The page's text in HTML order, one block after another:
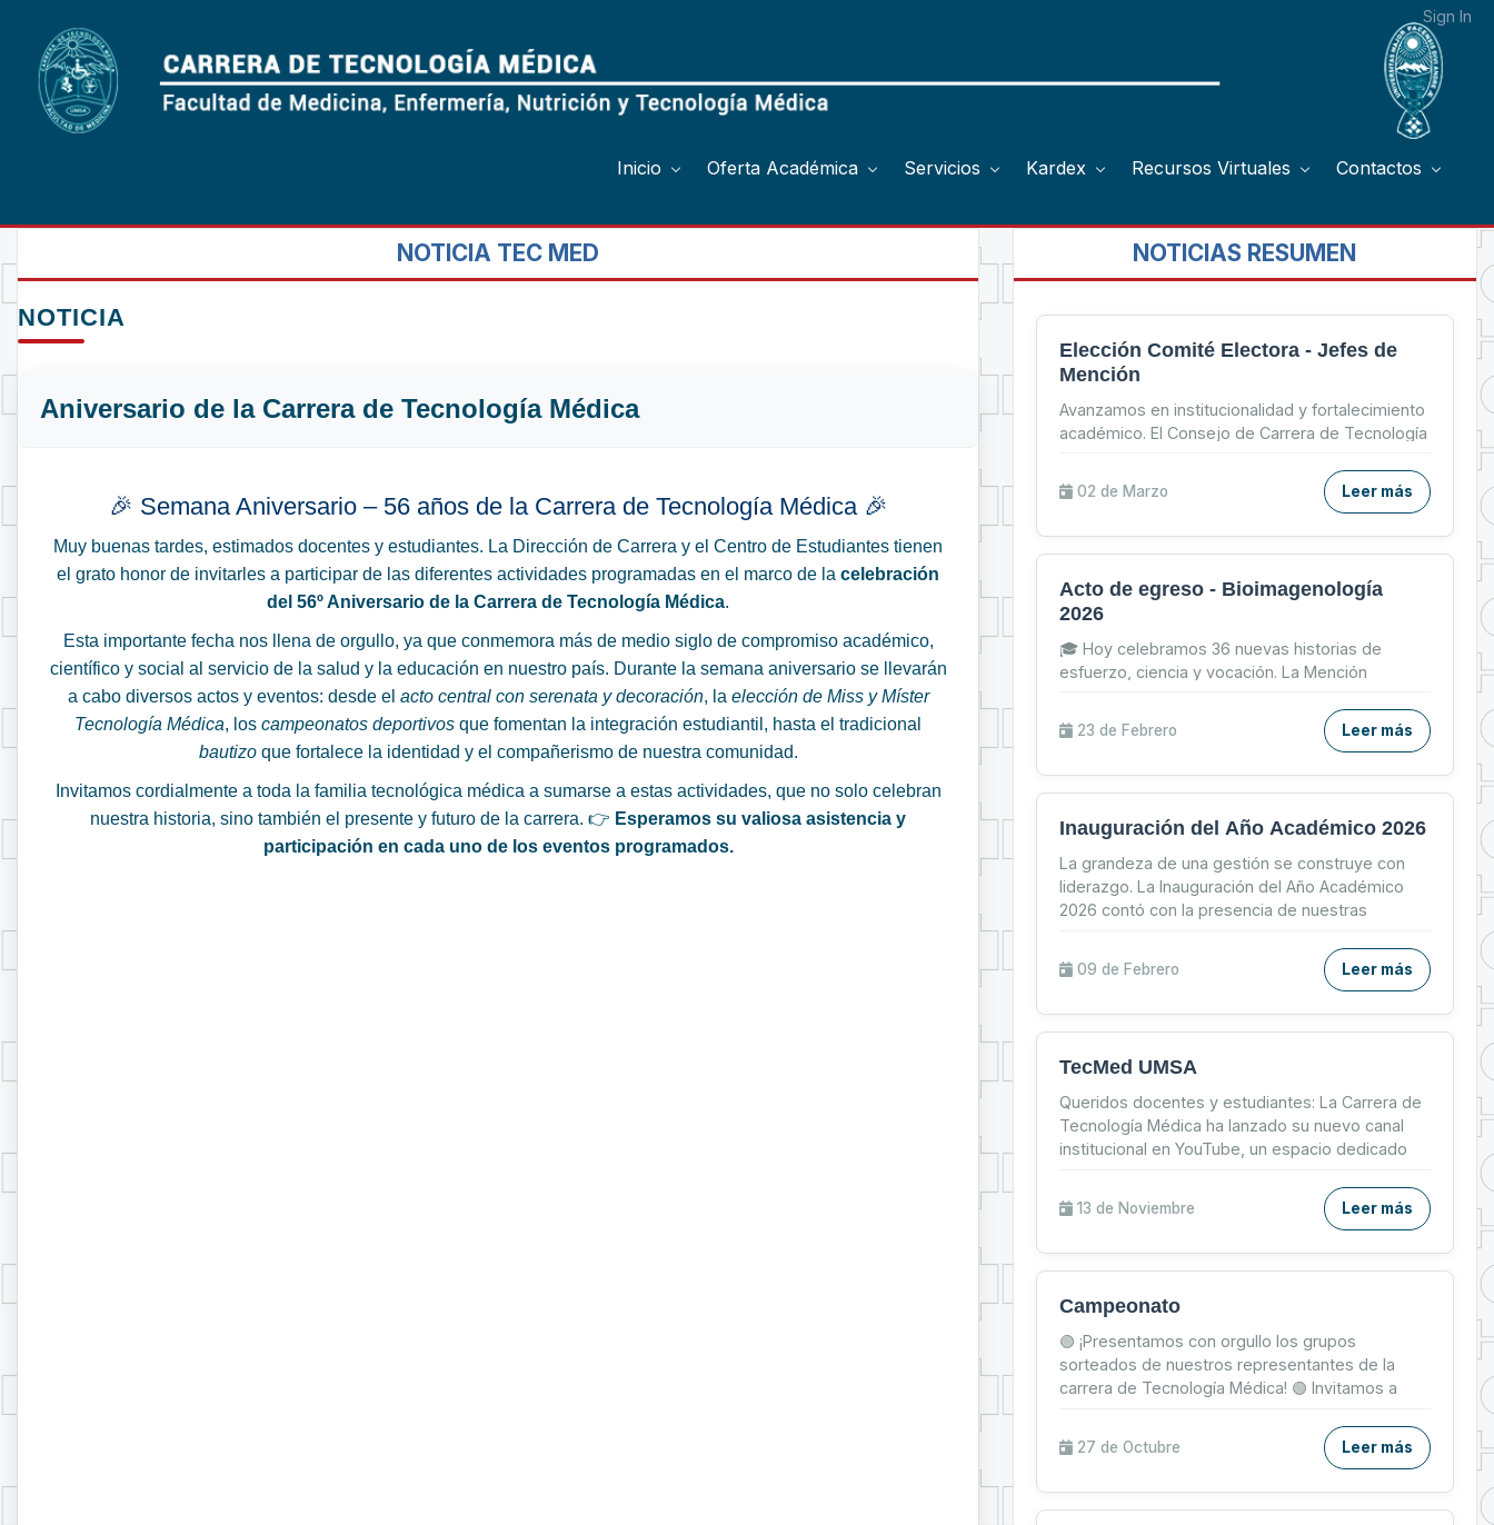
Sign In
Inicio Oferta Académica Servicios Kardex Recursos Virtuales Contactos
NOTICIA TEC MED
NOTICIA
Aniversario de la Carrera de Tecnología Médica
🎉 Semana Aniversario – 56 años de la Carrera de Tecnología Médica 🎉
Muy buenas tardes, estimados docentes y estudiantes. La Dirección de Carrera y el Centro de Estudiantes tienen
el grato honor de invitarles a participar de las diferentes actividades programadas en el marco de la celebración
del 56º Aniversario de la Carrera de Tecnología Médica.
Esta importante fecha nos llena de orgullo, ya que conmemora más de medio siglo de compromiso académico,
científico y social al servicio de la salud y la educación en nuestro país. Durante la semana aniversario se llevarán
a cabo diversos actos y eventos: desde el acto central con serenata y decoración, la elección de Miss y Míster
Tecnología Médica, los campeonatos deportivos que fomentan la integración estudiantil, hasta el tradicional
bautizoque fortalece la identidad y el compañerismo de nuestra comunidad.
Invitamos cordialmente a toda la familia tecnológica médica a sumarse a estas actividades, que no solo celebran
nuestra historia, sino también el presente y futuro de la carrera. 👉 Esperamos su valiosa asistencia y
participación en cada uno de los eventos programados.
NOTICIAS RESUMEN
Elección Comité Electora - Jefes de
Mención
Avanzamos en institucionalidad y fortalecimiento
académico. El Consejo de Carrera de Tecnología
para la...
02 de Marzo Leer más
Acto de egreso - Bioimagenología
2026
🎓 Hoy celebramos 36 nuevas historias de
esfuerzo, ciencia y vocación. La Mención
Médica – UMSA despide a ...
23 de Febrero Leer más
Inauguración del Año Académico 2026
La grandeza de una gestión se construye con
liderazgo. La Inauguración del Año Académico
2026 contó con la presencia de nuestras
09 de Febrero Leer más
TecMed UMSA
Queridos docentes y estudiantes: La Carrera de
Tecnología Médica ha lanzado su nuevo canal
institucional en YouTube, un espacio dedicado
13 de Noviembre Leer más
Campeonato
🟢 ¡Presentamos con orgullo los grupos
sorteados de nuestros representantes de la
carrera de Tecnología Médica! 🟢 Invitamos a
27 de Octubre Leer más